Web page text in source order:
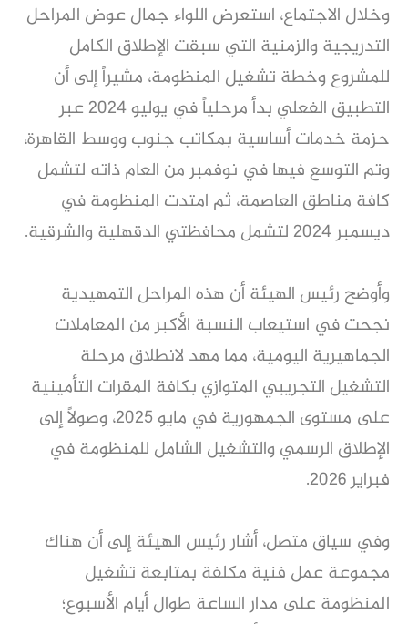
وخلال الاجتماع، استعرض اللواء جمال عوض المراحل
التدريجية والزمنية التي سبقت الإطلاق الكامل
للمشروع وخطة تشغيل المنظومة، مشيراً إلى أن
التطبيق الفعلي بدأ مرحلياً في يوليو 2024 عبر
حزمة خدمات أساسية بمكاتب جنوب ووسط القاهرة،
وتم التوسع فيها في نوفمبر من العام ذاته لتشمل
كافة مناطق العاصمة، ثم امتدت المنظومة في
ديسمبر 2024 لتشمل محافظتي الدقهلية والشرقية.
وأوضح رئيس الهيئة أن هذه المراحل التمهيدية
نجحت في استيعاب النسبة الأكبر من المعاملات
الجماهيرية اليومية، مما مهد لانطلاق مرحلة
التشغيل التجريبي المتوازي بكافة المقرات التأمينية
على مستوى الجمهورية في مايو 2025، وصولاً إلى
الإطلاق الرسمي والتشغيل الشامل للمنظومة في
فبراير 2026.
وفي سياق متصل، أشار رئيس الهيئة إلى أن هناك
مجموعة عمل فنية مكلفة بمتابعة تشغيل
المنظومة على مدار الساعة طوال أيام الأسبوع؛